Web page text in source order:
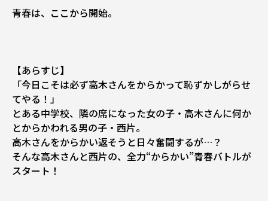
青春は、ここから開始――。
【あらすじ】
「今日こそは必ず高木さんをからかって恥ずかしがらせ
てやる！」
とある中学校、隣の席になった女の子・高木さんに何か
とからかわれる男の子・西片。
高木さんをからかい返そうと日々奮闘するが…？
そんな高木さんと西片の、全力“からかい”青春バトルが
スタート！